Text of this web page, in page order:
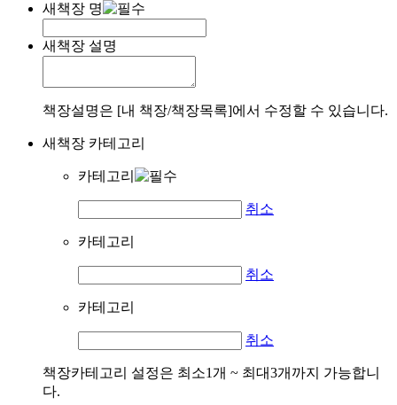
새책장 명
새책장 설명
책장설명은 [내 책장/책장목록]에서 수정할 수 있습니다.
새책장 카테고리
카테고리
취소
카테고리
취소
카테고리
취소
책장카테고리 설정은 최소1개 ~ 최대3개까지 가능합니
다.